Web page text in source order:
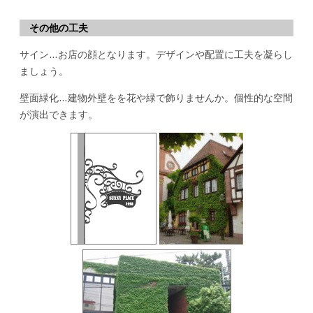
その他の工夫
サイン…お店の顔となります。デザインや配置に工夫を凝らし
ましょう。
壁面緑化…建物外壁をを花や緑で飾りませんか。個性的な空間
が演出できます。